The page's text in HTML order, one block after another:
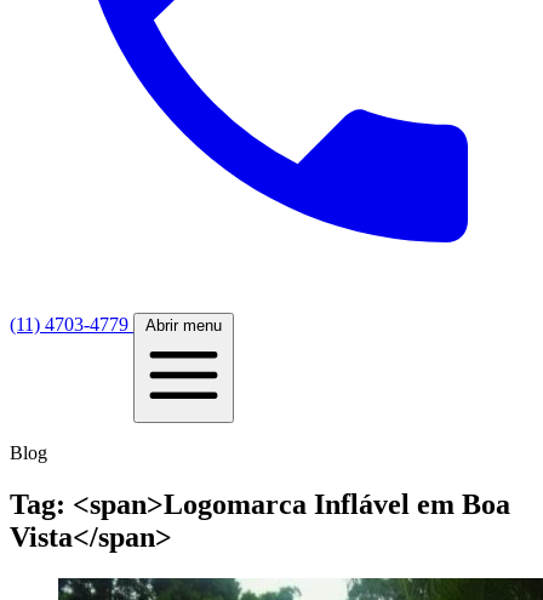
(11) 4703-4779 Abrir menu
Blog
Tag: <span>Logomarca Inflável em Boa
Vista</span>